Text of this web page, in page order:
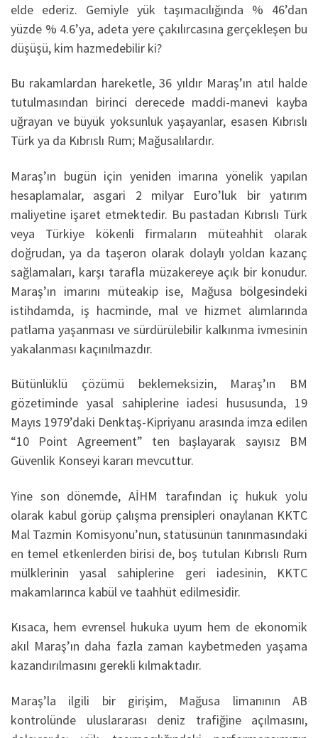
elde ederiz. Gemiyle yük taşımacılığında % 46’dan
yüzde % 4.6’ya, adeta yere çakılırcasına gerçekleşen bu
düşüşü, kim hazmedebilir ki?
Bu rakamlardan hareketle, 36 yıldır Maraş’ın atıl halde
tutulmasından birinci derecede maddi-manevi kayba
uğrayan ve büyük yoksunluk yaşayanlar, esasen Kıbrıslı
Türk ya da Kıbrıslı Rum; Mağusalılardır.
Maraş’ın bugün için yeniden imarına yönelik yapılan
hesaplamalar, asgari 2 milyar Euro’luk bir yatırım
maliyetine işaret etmektedir. Bu pastadan Kıbrıslı Türk
veya Türkiye kökenli firmaların müteahhit olarak
doğrudan, ya da taşeron olarak dolaylı yoldan kazanç
sağlamaları, karşı tarafla müzakereye açık bir konudur.
Maraş’ın imarını müteakip ise, Mağusa bölgesindeki
istihdamda, iş hacminde, mal ve hizmet alımlarında
patlama yaşanması ve sürdürülebilir kalkınma ivmesinin
yakalanması kaçınılmazdır.
Bütünlüklü çözümü beklemeksizin, Maraş’ın BM
gözetiminde yasal sahiplerine iadesi hususunda, 19
Mayıs 1979’daki Denktaş-Kipriyanu arasında imza edilen
“10 Point Agreement” ten başlayarak sayısız BM
Güvenlik Konseyi kararı mevcuttur.
Yine son dönemde, AİHM tarafından iç hukuk yolu
olarak kabul görüp çalışma prensipleri onaylanan KKTC
Mal Tazmin Komisyonu’nun, statüsünün tanınmasındaki
en temel etkenlerden birisi de, boş tutulan Kıbrıslı Rum
mülklerinin yasal sahiplerine geri iadesinin, KKTC
makamlarınca kabül ve taahhüt edilmesidir.
Kısaca, hem evrensel hukuka uyum hem de ekonomik
akıl Maraş’ın daha fazla zaman kaybetmeden yaşama
kazandırılmasını gerekli kılmaktadır.
Maraş’la ilgili bir girişim, Mağusa limanının AB
kontrolünde uluslararası deniz trafiğine açılmasını,